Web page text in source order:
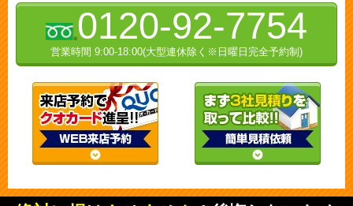
0120-92-7754
営業時間 9:00-18:00(大型連休除く※日曜日完全予約制)